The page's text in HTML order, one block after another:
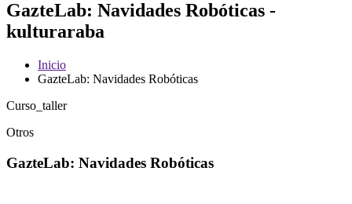
GazteLab: Navidades Robóticas -
kulturaraba
Inicio
GazteLab: Navidades Robóticas
Curso_taller
Otros
GazteLab: Navidades Robóticas